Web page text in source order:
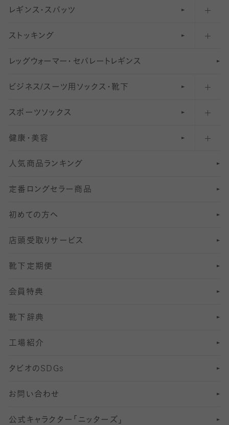
柄ソックス・靴下
スニーカー（くるぶし）用ソックス
アンクル・ショートソックス（くるぶし上）
クルーソックス（ふくらはぎ下）
ハイソックス
オーバーニー・ニーハイソックス
フットカバー・カバーソックス（浅め）
30デニール以下のタイツ（薄手タイツ）
31〜40デニールタイツ
41〜60デニールタイツ
61〜80デニールタイツ
81 〜110デニールタイツ
111〜210デニールタイツ
211デニールタイツ以上（防寒・厚手タイツ）
レギンス・スパッツ
柄レギンス
無地レギンス
レギンスパンツ（レギパン）
マタニティレギンス
5 分丈
6 分丈レギンス
7 分丈 レギンス
8分丈 レギンス
10分丈 レギンス
12分丈レギンス
13分丈レギンス
ストッキング
伝線しにくいストッキング
ショートストッキング
結婚式用ストッキング
美脚ストッキング
オールスルーストッキング
レッ グ ウォー マー ・ セパレー ト レ ギンス
ビジネス/スーツ用 ソックス・靴下
匠シリーズ
フレッシャーズ向けソックス・靴下
冠婚葬祭向けソックス・靴下
スーツカジュアルソックス・靴下
ロングホーズ
スポーツソックス
ランニングソックス・靴下
ゴルフソックス・靴下
サッカー・フットサル用ソックス
ヨガソックス・靴下
スポーツ用レッグウォーマー
SSサイズ（21～23cm）
Sサイズ（22～25cm）
Mサイズ（25～27cm）
Lサイズ（27～29cm）
健康・美容
インナーソックス
加圧・着圧ソックス
冷えとり靴下
着圧・加圧タイツ
むくみ対策
足の疲れ対策
足の臭い対策
冷え対策
靴ずれ対策
快適な睡眠対策
人気商品ランキング
定番ロングセラー商品
初めての方へ
店頭受取りサービス
靴下定期便
会員特典
靴下辞典
工場紹介
タビオのSDGs
お問い合わせ
公式キャラクター「ニッターズ」